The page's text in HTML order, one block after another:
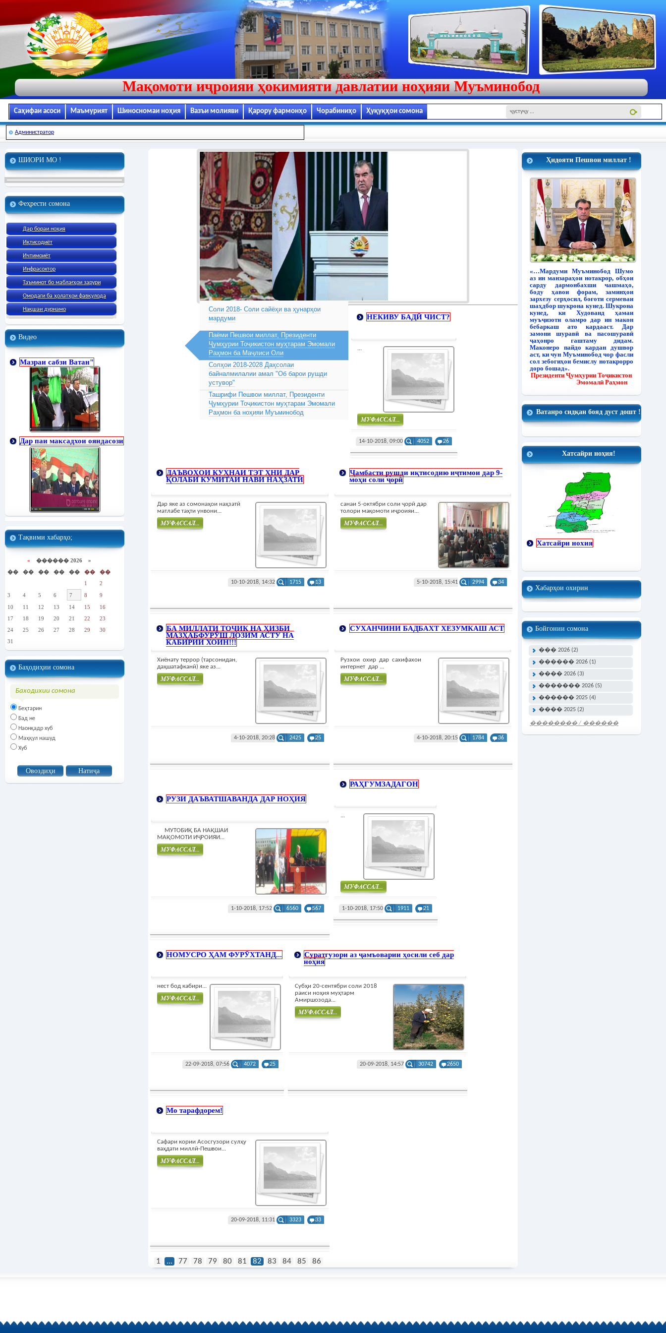
Мақомоти иҷроияи ҳокимияти давлатии ноҳияи Муъминобод
Саҳифаи асоси Маъмурият Шиносномаи ноҳия Вазъи молияви Қарору фармонҳо Чорабиниҳо Ҳуқуқҳои сомона
Администратор
ШИОРИ МО !
Феҳрести сомона
Дар бораи ноҳия
Иқтисодиёт
Ичтимоиёт
Инфрасохтор
Таъминот бо маблағҳои зарури
Омодаги ба ҳолатҳои фавқулода
Нақшаи дурнамо
Видео
Мазраи сабзи Ватан"
Дар паи максадхои ояндасози
Тақвими хабарҳо;
« ������ 2026 »
��
�� �� �� �� ��
��
1
2
3
4 5 6 7 8
9
10
11 12 13 14 15
16
17
18 19 20 21 22
23
24
25 26 27 28 29
30
31
Баҳодиҳии сомона
Баходихии сомона
Беҳтарин
Бад не
Наонқадр хуб
Маҳқул нашуд
Хуб
Ҳидояти Пешвои миллат !
«…Мардуми Муъминобод Шумо
аз ин манзараҳои нотакрор, обҳои
сарду дармонбахши чашмаҳо,
боду ҳавои форам, заминҳои
зархезу серҳосил, боғоти сермеваи
шаҳдбор шукрона кунед. Шукрона
кунед, ки Худованд ҳамаи
муъҷизоти оламро дар ин макон
бебаркаш ато кардааст. Дар
замони шуравӣ ва пасошуравӣ
ҷаҳонро гаштаму дидам.
Маконеро пайдо кардан душвор
аст, ки чун Муъминобод чор фасли
сол зебогиҳои бемислу нотакрорро
доро бошад».
Президенти Ҷумҳурии Тоҷикистон
Эмомалӣ Раҳмон
Ватанро сидқан бояд дуст дошт !
Хатсайри ноҳия!
Хатсайри нохия
Хабарҳои охирин
Бойгонии сомона
��� 2026 (2)
������ 2026 (1)
���� 2026 (3)
������� 2026 (5)
������ 2025 (4)
���� 2025 (2)
�������� / ������
���� �����
Соли 2018- Соли сайёҳи ва ҳунарҳои
мардуми
Паёми Пешвои миллат, Президенти
Ҷумҳурии Тоҷикистон муҳтарам Эмомали
Раҳмон ба Маҷлиси Оли
Солҳои 2018-2028 Даҳсолаи
байналмилалии амал "Об барои рушди
устувор"
Ташрифи Пешвои миллат, Президенти
Ҷумҳурии Тоҷикистон муҳтарам Эмомали
Раҳмон ба ноҳияи Муъминобод
НЕКИВУ БАДӢ ЧИСТ?
...
14-10-2018, 09:00 4052 26
ДАЪВОҲОИ КУҲНАИ ТЭТ ҲНИ ДАР
ҚОЛАБИ КУМИТАИ НАВИ НАҲЗАТӢ
Дар яке аз сомонаҳои наҳзатӣ
матлабе таҳти унвони...
10-10-2018, 14:32 1715 13
Ҷамбасти рушди иқтисодию иҷтимои дар 9-
моҳи соли ҷорӣ
санаи 5-октябри соли ҷорӣ дар
толори мақомоти иҷроияи...
5-10-2018, 15:41 2994 34
БА МИЛЛАТИ ТОҶИК НА ҲИЗБИ
МАЗҲАБФУРӮШ ЛОЗИМ АСТУ НА
КАБИРИИ ХОИН!!!
Хиёнату террор (тарсонидан,
даҳшатафканӣ) яке аз...
4-10-2018, 20:28 2425 25
СУХАНЧИНИ БАДБАХТ ХЕЗУМКАШ АСТ
Рузхои охир дар сахифахои
интернет дар ...
4-10-2018, 20:15 1784 36
РУЗИ ДАЪВАТШАВАНДА ДАР НОҲИЯ
МУТОБИҚ БА НАҚШАИ
МАҚОМОТИ ИҶРОИЯИ...
1-10-2018, 17:52 6560 567
РАҲГУМЗАДАГОН
...
1-10-2018, 17:50 1911 21
НОМУСРО ҲАМ ФУРӮХТАНД...
нест бод кабири...
22-09-2018, 07:56 4072 25
Суратгузори аз ҷамъоварии ҳосили себ дар
ноҳия
Субҳи 20-сентябри соли 2018
раиси ноҳия муҳтарм
Амиршозода...
20-09-2018, 14:57 30742 2650
Мо тарафдорем!
Сафари кории Асосгузори сулҳу
ваҳдати миллӣ-Пешвои...
20-09-2018, 11:31 3323 33
1 ... 77 78 79 80 81 82 83 84 85 86